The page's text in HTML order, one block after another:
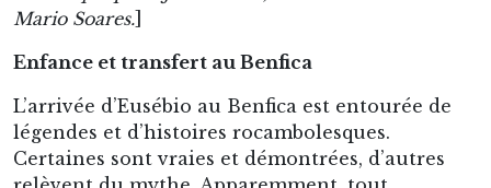
Mario Soares.
Enfance et transfert au Benfica
L’arrivée d’Eusébio au Benfica est entourée de
légendes et d’histoires rocambolesques.
Certaines sont vraies et démontrées, d’autres